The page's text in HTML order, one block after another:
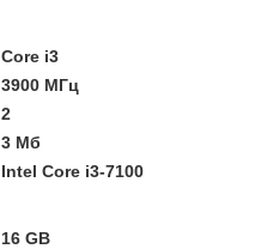
Core i3
3900 МГц
2
3 Мб
Intel Core i3-7100
16 GB